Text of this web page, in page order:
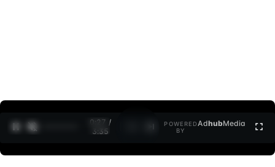
0:27 /
3:35
POWERED
BY
AdhubMedia